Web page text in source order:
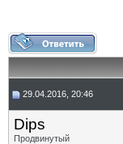
29.04.2016, 20:46
Dips
Продвинутый